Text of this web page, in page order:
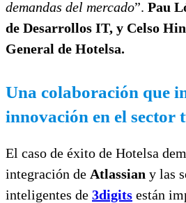
demandas del mercado”. Pau
de Desarrollos IT, y Celso
General de Hotelsa.
Una colaboración que
innovación en el sector
El caso de éxito de Hotelsa
integración de Atlassian y las
inteligentes de 3digits están